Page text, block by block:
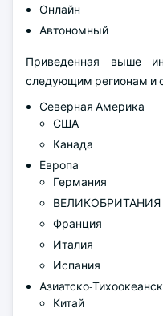
Онлайн
Автономный
Приведенная выше
следующим регионам и
Северная Америка
США
Канада
Европа
Германия
ВЕЛИКОБРИТАНИЯ
Франция
Италия
Испания
Азиатско-
Китай